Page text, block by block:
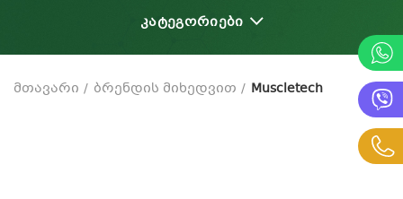
ᲙᲐᲢᲔᲒᲝᲠᲘᲔᲑᲘ
მთავარი ბრენდის მიხედვით Muscletech